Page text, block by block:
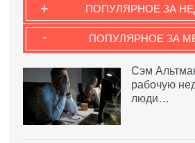
ПОПУЛЯРНОЕ ЗА
+
ПОПУЛЯРНОЕ ЗА
-
Сэм
рабочую
люди…